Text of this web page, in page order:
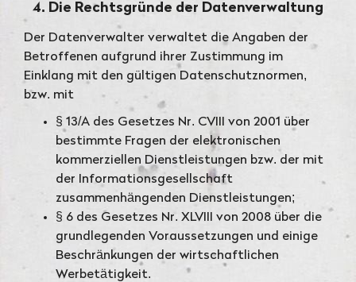
4. Die Rechtsgründe der Datenverwaltung
Der Datenverwalter verwaltet die Angaben der
Betroffenen aufgrund ihrer Zustimmung im
Einklang mit den gültigen Datenschutznormen,
bzw. mit
§ 13/A des Gesetzes Nr. CVIII von 2001 über
bestimmte Fragen der elektronischen
kommerziellen Dienstleistungen bzw. der mit
der Informationsgesellschaft
zusammenhängenden Dienstleistungen;
§ 6 des Gesetzes Nr. XLVIII von 2008 über die
grundlegenden Voraussetzungen und einige
Beschränkungen der wirtschaftlichen
Werbetätigkeit.